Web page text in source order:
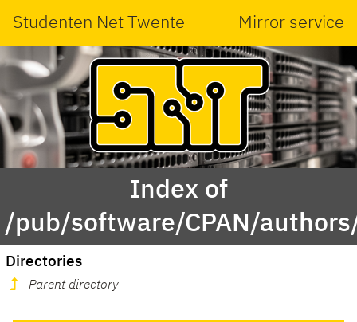
Studenten Net Twente Mirror service
Index of
/pub/software/CPAN/
Directories
Parent directory